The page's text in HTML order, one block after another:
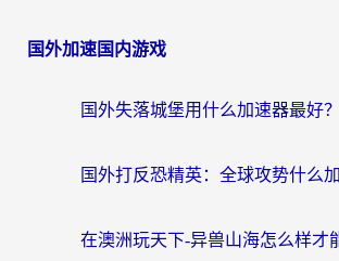
国外加速国内游戏